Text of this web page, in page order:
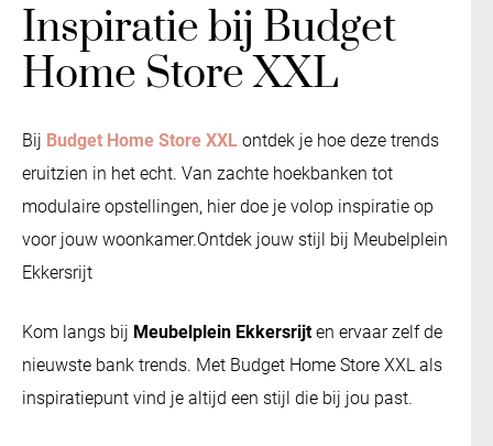
Inspiratie bij Budget
Home Store XXL
Bij Budget Home Store XXL ontdek je hoe deze trends
eruitzien in het echt. Van zachte hoekbanken tot
modulaire opstellingen, hier doe je volop inspiratie op
voor jouw woonkamer.Ontdek jouw stijl bij Meubelplein
Ekkersrijt
Kom langs bij Meubelplein Ekkersrijten ervaar zelf de
nieuwste bank trends. Met Budget Home Store XXL als
inspiratiepunt vind je altijd een stijl die bij jou past.